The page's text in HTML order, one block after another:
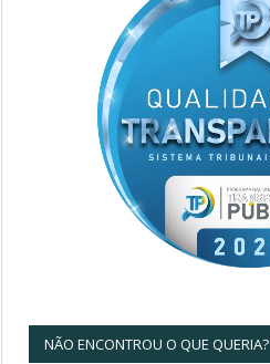
NÃO ENCONTROU O QUE QUERIA?